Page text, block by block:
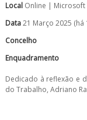
Local Online | Microsoft
Data21 Março 2025 (há
Concelho
Enquadramento
Dedicado à reflexão e
do Trabalho, Adriano